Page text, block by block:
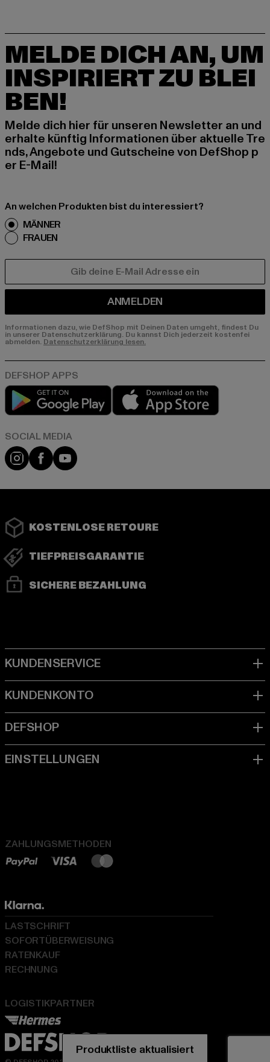
MELDE DICH AN, UM
INSPIRIERT ZU BLEI
BEN!
Melde dich hier für unseren Newsletter an und
erhalte künftig Informationen über aktuelle Tre
nds, Angebote und Gutscheine von DefShop p
er E-Mail!
An welchen Produkten bist du interessiert?
MÄNNER
FRAUEN
ANMELDEN
Informationen dazu, wie DefShop mit Deinen Daten umgeht, findest Du
in unserer Datenschutzerklärung. Du kannst Dich jederzeit kostenfei
abmelden. Datenschutzerklärung lesen.
Play market
Instagram
FacebookYouTube
KOSTENLOSE RETOURE
TIEFPREISGARANTIE
SICHERE BEZAHLUNG
ZAHLUNGSMETHODEN
LOGISTIKPARTNER
LASTSCHRIFT
SOFORTÜBERWEISUNG
RATENKAUF
RECHNUNG